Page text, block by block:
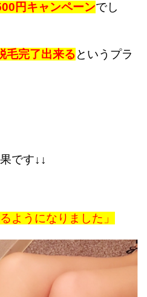
円キャンペーンでし
毛完了出来るというプラ
です↓↓
ようになりました」